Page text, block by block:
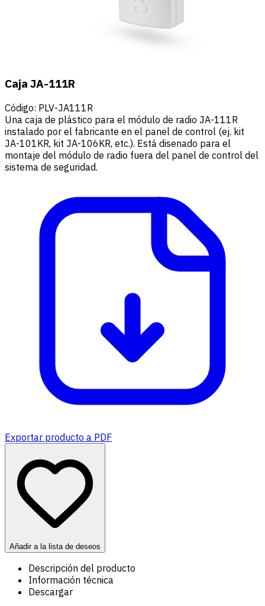
Caja JA-111R
Código: PLV-JA111R
Una caja de plástico para el módulo de radio JA-111R
instalado por el fabricante en el panel de control (ej. kit
JA-101KR, kit JA-106KR, etc.). Está disenado para el
montaje del módulo de radio fuera del panel de control del
sistema de seguridad.
Exportar producto a PDF
Añadir a la lista de deseos
Descripción del producto
Información técnica
Descargar